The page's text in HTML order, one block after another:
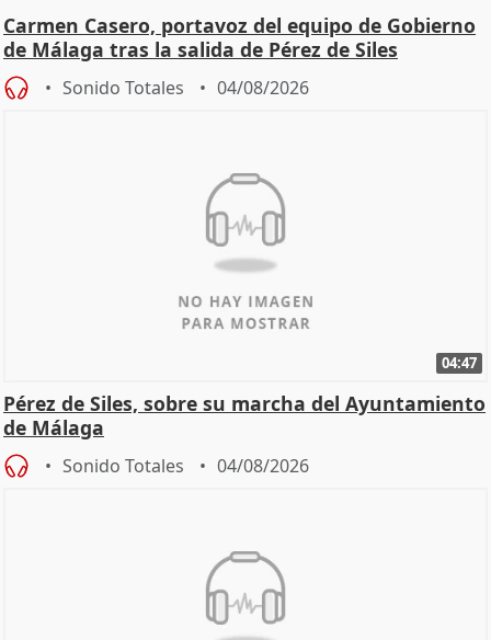
Carmen Casero, portavoz del equipo de Gobierno
de Málaga tras la salida de Pérez de Siles
Sonido Totales 04/08/2026
04:47
Pérez de Siles, sobre su marcha del Ayuntamiento
de Málaga
Sonido Totales 04/08/2026